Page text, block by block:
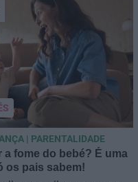
a fome do bebé? É uma
os pais sabem!
| PARENTALIDADE